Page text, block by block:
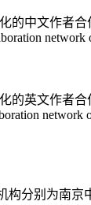
的中文作者合
的英文作者合
network
构分别为南京